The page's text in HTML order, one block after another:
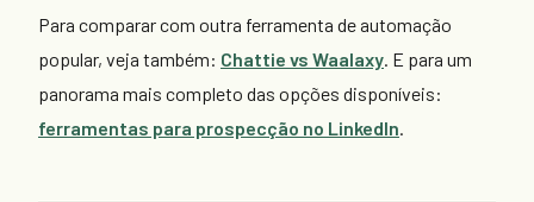
Para comparar com outra ferramenta de automação
popular, veja também: Chattie vs Waalaxy. E para um
panorama mais completo das opções disponíveis:
ferramentas para prospecção no LinkedIn.